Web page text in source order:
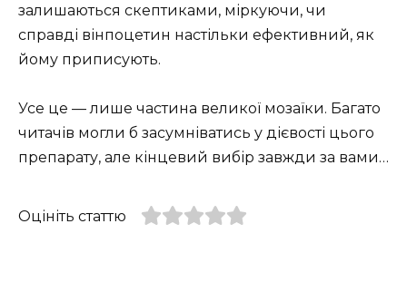
залишаються скептиками, міркуючи, чи
справді вінпоцетин настільки ефективний, як
йому приписують.
Усе це — лише частина великої мозаїки. Багато
читачів могли б засумніватись у дієвості цього
препарату, але кінцевий вибір завжди за вами…
Оцініть статтю